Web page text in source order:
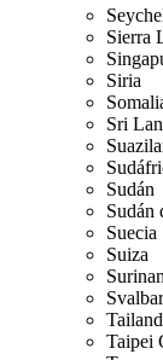
Sierra
Siria
Sri
Sudán
Sudán
Suecia
Suiza
Taipei